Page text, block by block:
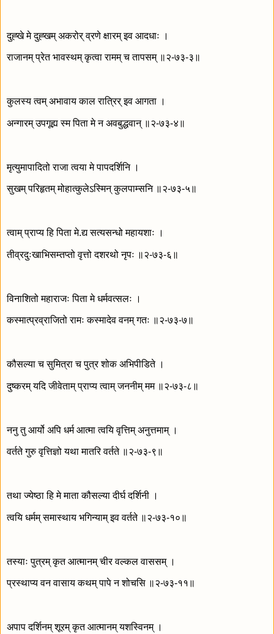
दुह्खे मे दुह्खम् अकरोर् व्रणे क्षारम् इव आदधाः ।
राजानम् प्रेत भावस्थम् कृत्वा रामम् च तापसम् ॥२-७३-३॥
कुलस्य त्वम् अभावाय काल रात्रिर् इव आगता ।
अन्गारम् उपगूह्य स्म पिता मे न अवबुद्धवान् ॥२-७३-४॥
मृत्युमापादितो राजा त्वया मे पापदर्शिनि ।
सुखम् परिहृतम् मोहात्कुलेऽस्मिन् कुलपाम्सनि ॥२-७३-५॥
त्वाम् प्राप्य हि पिता मे.द्य सत्यसन्धो महायशाः ।
तीव्रदुःखाभिसम्तप्तो वृत्तो दशरथो नृपः ॥२-७३-६॥
विनाशितो महाराजः पिता मे धर्मवत्सलः ।
कस्मात्प्रव्राजितो रामः कस्मादेव वनम् गतः ॥२-७३-७॥
कौसल्या च सुमित्रा च पुत्र शोक अभिपीडिते ।
दुष्करम् यदि जीवेताम् प्राप्य त्वाम् जननीम् मम ॥२-७३-८॥
ननु तु आर्यो अपि धर्म आत्मा त्वयि वृत्तिम् अनुत्तमाम् ।
वर्तते गुरु वृत्तिज्ञो यथा मातरि वर्तते ॥२-७३-९॥
तथा ज्येष्ठा हि मे माता कौसल्या दीर्घ दर्शिनी ।
त्वयि धर्मम् समास्थाय भगिन्याम् इव वर्तते ॥२-७३-१०॥
तस्याः पुत्रम् कृत आत्मानम् चीर वल्कल वाससम् ।
प्रस्थाप्य वन वासाय कथम् पापे न शोचसि ॥२-७३-११॥
अपाप दर्शिनम् शूरम् कृत आत्मानम् यशस्विनम् ।